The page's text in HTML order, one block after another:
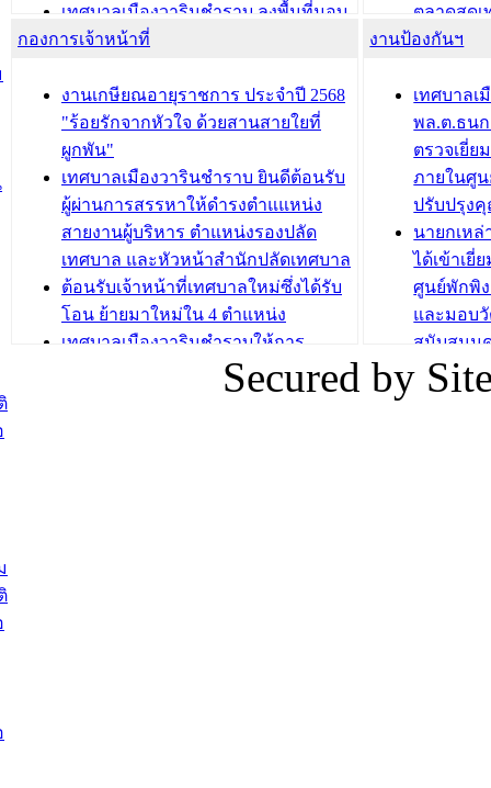
เทศบาลเมืองวารินชำราบ ลงพื้นที่มอบ
น้ำดื่มแก่ผู้พักอาศัย ณ ศูนย์พักพิง
กองสวัสดิการสังคม เทศบาลเมือง
วารินชำราบ จัดโครงการอบรมอาชีพ
ระยะสั้น ประจำปี 2568 (หลักสูตรการ
ถักทอผลิตภัณฑ์จากถุงพลาสติก)
บทความ อื่นๆ ...
ตลาดสดเ
วารินชำร
ถนนแก่เ
เด็กเล็ก
เทศบาลเ
ปรึกษาห
วัยของอ
กองการเจ้าหน้าที่
งานเกษียณอายุราชการ ประจำปี 2568
"ร้อยรักจากหัวใจ ด้วยสานสายใยที่
ผูกพัน"
เทศบาลเมืองวารินชำราบ ยินดีต้อนรับ
ผู้ผ่านการสรรหาให้ดำรงตำแแหน่ง
สายงานผู้บริหาร ตำแหน่งรองปลัด
เทศบาล และหัวหน้าสำนักปลัดเทศบาล
ต้อนรับเจ้าหน้าที่เทศบาลใหม่ซึ่งได้รับ
โอน ย้ายมาใหม่ใน 4 ตำแหน่ง
เทศบาลเมืองวารินชำราบให้การ
ต้อนรับพนักงานเทศบาลผู้ผ่านการ
สรรหาให้ดำรงตำแหน่งสายงานผู้
งานป้องกันฯ
เทศบาลเ
พล.ต.ธน
ตรวจเยี่ย
ภายในศู
ปรับปรุง
นายกเห
ได้เข้าเยี่
ศูนย์พักพิ
และมอบ
สนับสนุน
ภัยน้ำท่วม
ภาพบรร
Secured by